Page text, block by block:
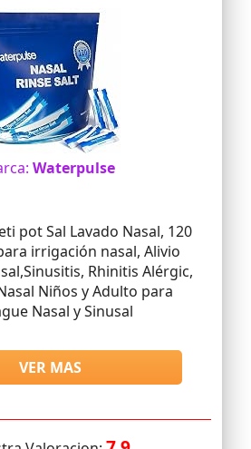
Waterpulse
pot Sal Lavado Nasal, 120
irrigación nasal, Alivio
Rhinitis Alérgic,
Niños y Adulto para
Nasal y Sinusal
VER MAS